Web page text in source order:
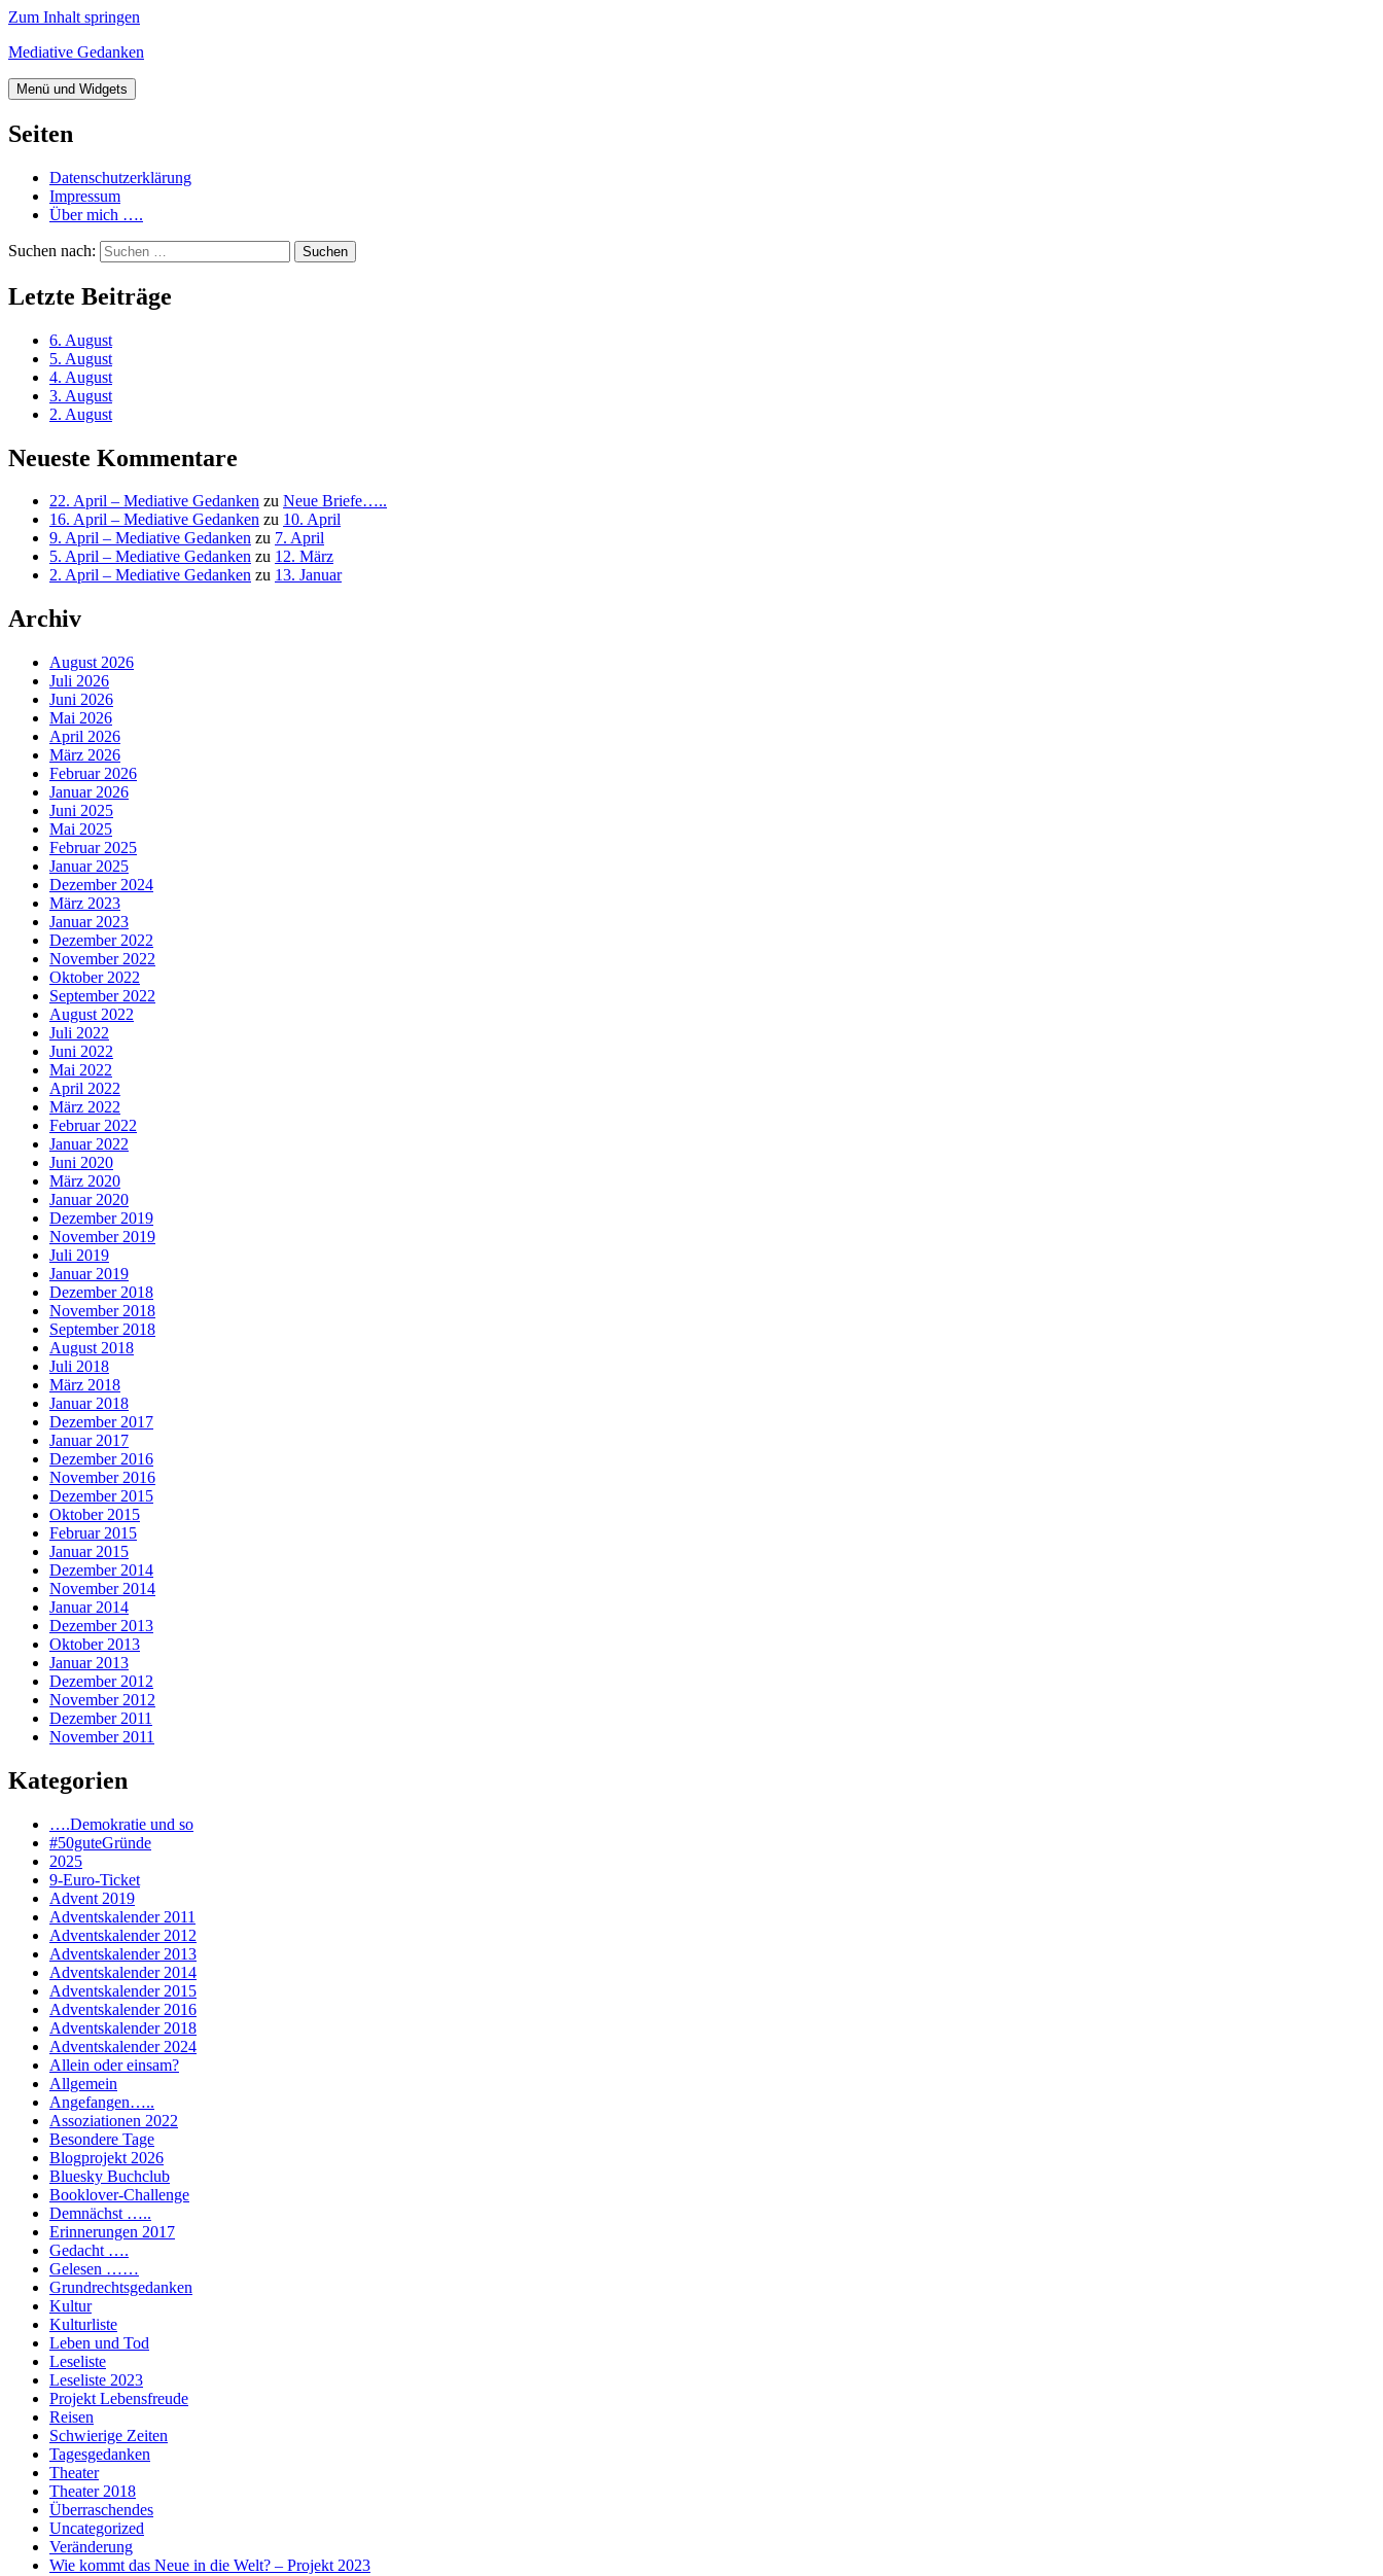
Zum Inhalt springen
Mediative Gedanken
Menü und Widgets
Seiten
Datenschutzerklärung
Impressum
Über mich ….
Suchen nach:
Letzte Beiträge
6. August
5. August
4. August
3. August
2. August
Neueste Kommentare
22. April – Mediative Gedanken zu Neue Briefe…..
16. April – Mediative Gedanken zu 10. April
9. April – Mediative Gedanken zu 7. April
5. April – Mediative Gedanken zu 12. März
2. April – Mediative Gedanken zu 13. Januar
Archiv
August 2026
Juli 2026
Juni 2026
Mai 2026
April 2026
März 2026
Februar 2026
Januar 2026
Juni 2025
Mai 2025
Februar 2025
Januar 2025
Dezember 2024
März 2023
Januar 2023
Dezember 2022
November 2022
Oktober 2022
September 2022
August 2022
Juli 2022
Juni 2022
Mai 2022
April 2022
März 2022
Februar 2022
Januar 2022
Juni 2020
März 2020
Januar 2020
Dezember 2019
November 2019
Juli 2019
Januar 2019
Dezember 2018
November 2018
September 2018
August 2018
Juli 2018
März 2018
Januar 2018
Dezember 2017
Januar 2017
Dezember 2016
November 2016
Dezember 2015
Oktober 2015
Februar 2015
Januar 2015
Dezember 2014
November 2014
Januar 2014
Dezember 2013
Oktober 2013
Januar 2013
Dezember 2012
November 2012
Dezember 2011
November 2011
Kategorien
….Demokratie und so
#50guteGründe
2025
9-Euro-Ticket
Advent 2019
Adventskalender 2011
Adventskalender 2012
Adventskalender 2013
Adventskalender 2014
Adventskalender 2015
Adventskalender 2016
Adventskalender 2018
Adventskalender 2024
Allein oder einsam?
Allgemein
Angefangen…..
Assoziationen 2022
Besondere Tage
Blogprojekt 2026
Bluesky Buchclub
Booklover-Challenge
Demnächst …..
Erinnerungen 2017
Gedacht ….
Gelesen ……
Grundrechtsgedanken
Kultur
Kulturliste
Leben und Tod
Leseliste
Leseliste 2023
Projekt Lebensfreude
Reisen
Schwierige Zeiten
Tagesgedanken
Theater
Theater 2018
Überraschendes
Uncategorized
Veränderung
Wie kommt das Neue in die Welt? – Projekt 2023